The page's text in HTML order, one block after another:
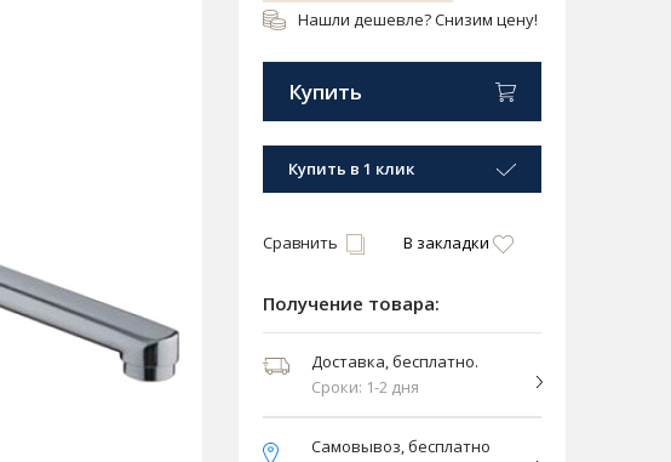
Нашли дешевле? Снизим цену!
Купить
Купить в 1 клик
Сравнить В закладки
Получение товара:
Доставка, бесплатно.
Сроки: 1-2 дня
Самовывоз, бесплатно